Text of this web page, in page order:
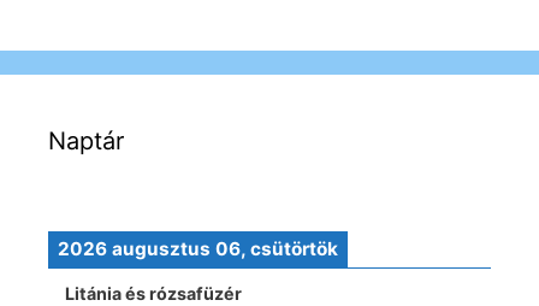
Naptár
2026 augusztus 06, csütörtök
Litánia és rózsafüzér